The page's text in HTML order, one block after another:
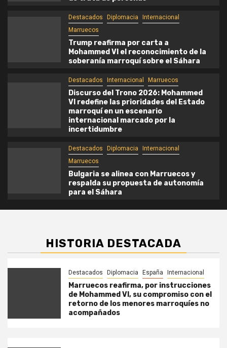
Destacados Diplomacia
Internacional
Marruecos
Trump reafirma por carta a
Mohammed VI el reconocimiento de la
soberanía marroquí sobre el Sáhara
Destacados Internacional Marruecos
Discurso del Trono 2026: Mohammed
VI redefine las prioridades del Estado
marroquí en un escenario
internacional marcado por la
incertidumbre
Destacados Diplomacia
Internacional
Marruecos
Bulgaria se alinea con Marruecos y
respalda su propuesta de autonomía
para el Sáhara
HISTORIA DESTACADA
Destacados Diplomacia España Internacional
Marruecos reafirma, por instrucciones
de Mohammed VI, su compromiso con el
retorno de los menores marroquíes no
acompañados